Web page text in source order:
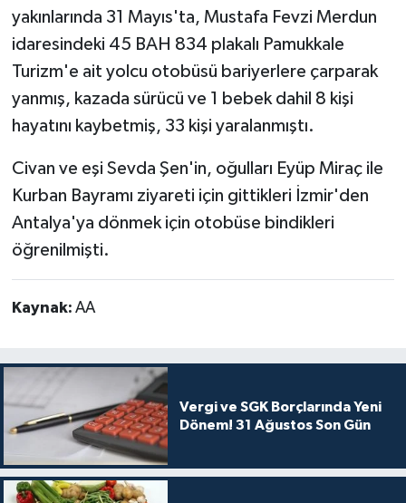
yakınlarında 31 Mayıs'ta, Mustafa Fevzi Merdun
idaresindeki 45 BAH 834 plakalı Pamukkale
Turizm'e ait yolcu otobüsü bariyerlere çarparak
yanmış, kazada sürücü ve 1 bebek dahil 8 kişi
hayatını kaybetmiş, 33 kişi yaralanmıştı.
Civan ve eşi Sevda Şen'in, oğulları Eyüp Miraç ile
Kurban Bayramı ziyareti için gittikleri İzmir'den
Antalya'ya dönmek için otobüse bindikleri
öğrenilmişti.
Kaynak: AA
Vergi ve SGK Borçlarında Yeni
Dönem! 31 Ağustos Son Gün